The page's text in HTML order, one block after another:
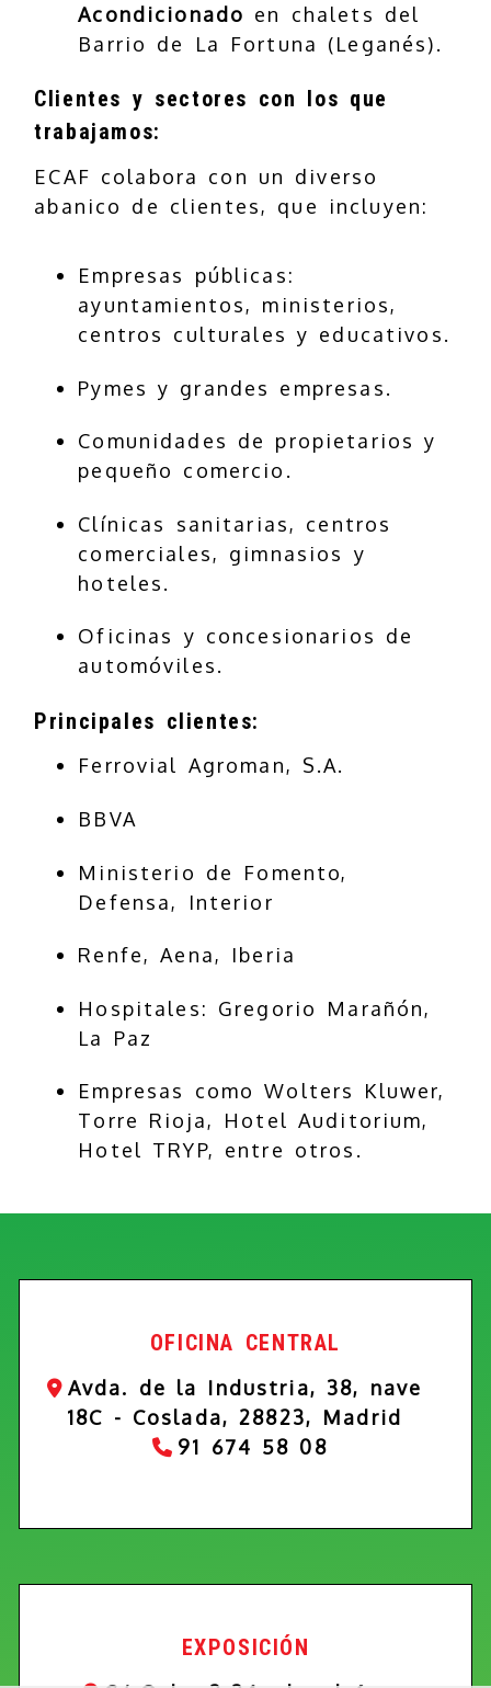
Acondicionado en chalets del
Barrio de La Fortuna (Leganés).
Clientes y sectores con los que
trabajamos:
ECAF colabora con un diverso
abanico de clientes, que incluyen:
Empresas públicas:
ayuntamientos, ministerios,
centros culturales y educativos.
Pymes y grandes empresas.
Comunidades de propietarios y
pequeño comercio.
Clínicas sanitarias, centros
comerciales, gimnasios y
hoteles.
Oficinas y concesionarios de
automóviles.
Principales clientes:
Ferrovial Agroman, S.A.
BBVA
Ministerio de Fomento,
Defensa, Interior
Renfe, Aena, Iberia
Hospitales: Gregorio Marañón,
La Paz
Empresas como Wolters Kluwer,
Torre Rioja, Hotel Auditorium,
Hotel TRYP, entre otros.
OFICINA CENTRAL
Avda. de la Industria, 38, nave
18C - Coslada,28823, Madrid
91 674 58 08
EXPOSICIÓN